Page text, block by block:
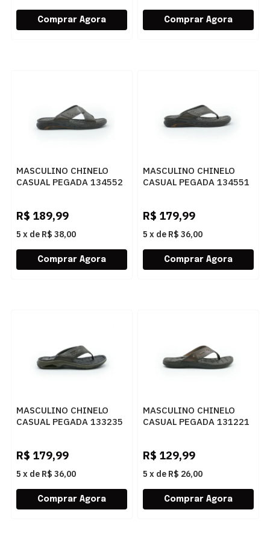
MASCULINO CHINELO
CASUAL PEGADA 134552
R$ 189,99
5 x de R$ 38,00
MASCULINO CHINELO
CASUAL PEGADA 134551
R$ 179,99
5 x de R$ 36,00
MASCULINO CHINELO
CASUAL PEGADA 133235
R$ 179,99
5 x de R$ 36,00
MASCULINO CHINELO
CASUAL PEGADA 131221
R$ 129,99
5 x de R$ 26,00